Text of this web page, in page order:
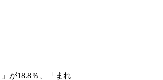
が18.8％、「まれ